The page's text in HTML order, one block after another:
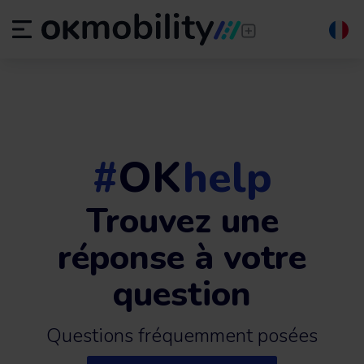
#OKhelp
Trouvez une
réponse à votre
question
Questions fréquemment posées